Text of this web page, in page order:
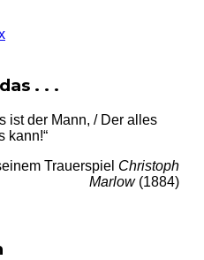
. . .
ist der Mann, / Der alles
kann!“
Trauerspiel Christoph
Marlow(1884)